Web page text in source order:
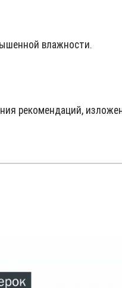
влажности.
рекомендаций,